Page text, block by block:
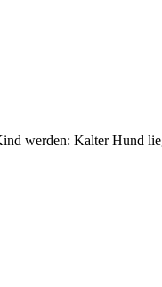
werden: Kalter Hund